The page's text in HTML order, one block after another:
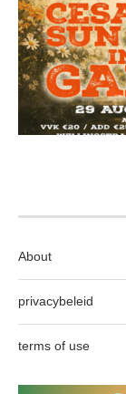
About
privacybeleid
terms of use